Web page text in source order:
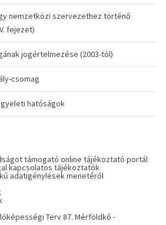
nemzetközi szervezethez történő
fejezet)
jogértelmezése (2003-tól)
csomag
hatóságok
támogató online tájékoztató portál
kapcsolatos tájékoztatók
adatigénylések menetéről
Terv 87. Mérföldkő -